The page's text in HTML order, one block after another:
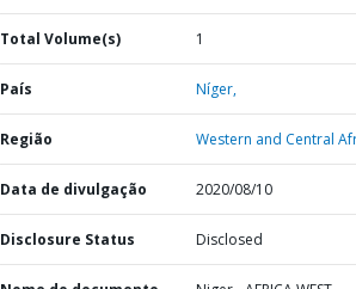
Total Volume(s) 1
País Níger,
Região Western and Central
Data de divulgação 2020/08/10
Disclosure Status Disclosed